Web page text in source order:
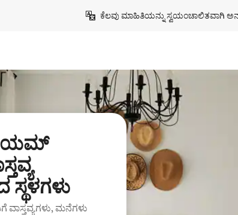
ಕೆಲವು ಮಾಹಿತಿಯನ್ನು ಸ್ವಯಂಚಾಲಿತವಾಗಿ
ವಾಸ್ತವ್ಯಗಳು, ಮನೆಗಳು